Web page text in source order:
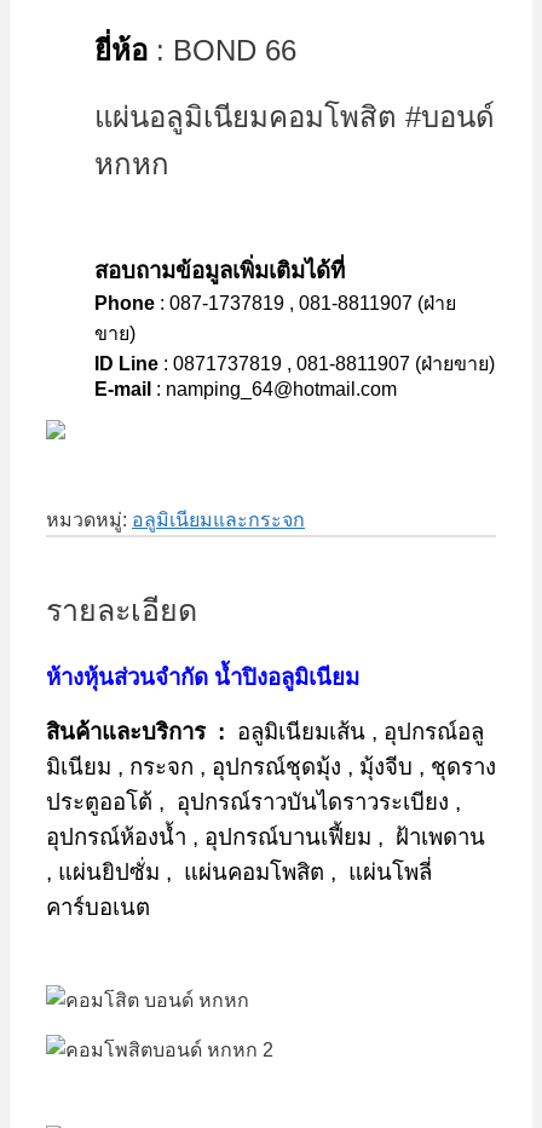
ยี่ห้อ : BOND 66
แผ่นอลูมิเนียมคอมโพสิต #บอนด์
หกหก
สอบถามข้อมูลเพิ่มเติมได้ที่
Phone : 087-1737819 , 081-8811907 (ฝ่าย
ขาย)
ID Line : 0871737819 , 081-8811907 (ฝ่ายขาย)
E-mail : namping_64@hotmail.com
หมวดหมู่: อลูมิเนียมและกระจก
รายละเอียด
ห้างหุ้นส่วนจำกัด น้ำปิงอลูมิเนียม
สินค้าและบริการ : อลูมิเนียมเส้น , อุปกรณ์อลู
มิเนียม , กระจก , อุปกรณ์ชุดมุ้ง , มุ้งจีบ , ชุดราง
ประตูออโต้ , อุปกรณ์ราวบันไดราวระเบียง ,
อุปกรณ์ห้องน้ำ , อุปกรณ์บานเฟี้ยม , ฝ้าเพดาน
, แผ่นยิปซั่ม , แผ่นคอมโพสิต , แผ่นโพลี่
คาร์บอเนต